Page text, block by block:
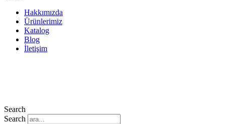
Hakkımızda
Ürünlerimiz
Katalog
Blog
İletişim
Search
Search